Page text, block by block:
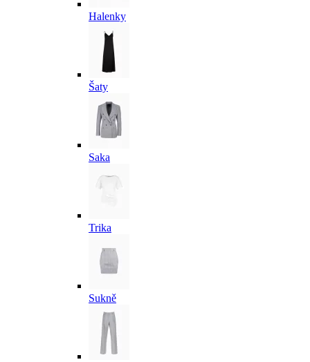
Halenky
Šaty
Saka
Trika
Sukně